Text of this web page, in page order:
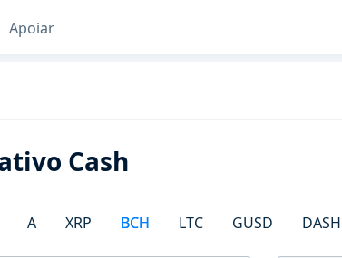
Apoiar
Cash
A XRP BCH LTC GUSD DASH